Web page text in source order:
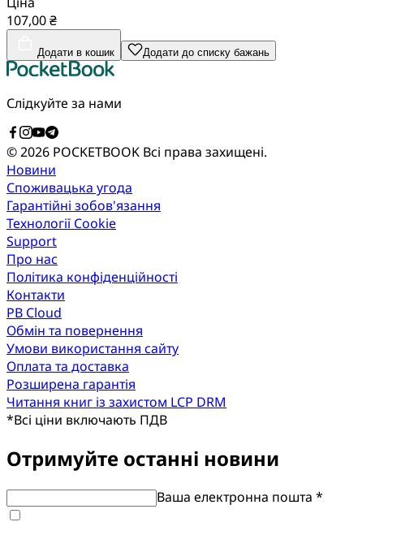
107,00 ₴
Додати в кошик Додати до списку бажань
Слідкуйте за нами
© 2026 POCKETBOOK Всі права захищені.
Новини
Споживацька угода
Гарантійні зобов'язання
Технології Cookie
Support
Про нас
Політика конфіденційності
Контакти
PB Cloud
Обмін та повернення
Умови використання сайту
Оплата та доставка
Розширена гарантія
Читання книг із захистом LCP DRM
*Всі ціни включають ПДВ
Отримуйте останні новини
Ваша електронна пошта *